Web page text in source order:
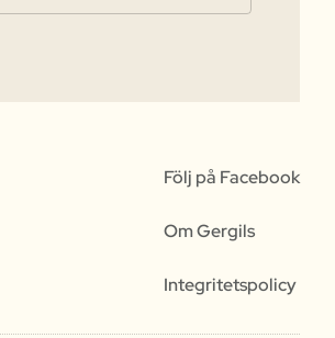
Följ på Facebook
Om Gergils
Integritetspolicy